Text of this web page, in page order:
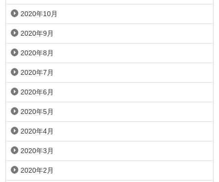
2020年10月
2020年9月
2020年8月
2020年7月
2020年6月
2020年5月
2020年4月
2020年3月
2020年2月